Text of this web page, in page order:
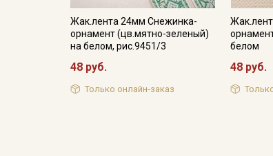
Жак.лента 24мм Снежинка-
орнамент (цв.мятно-зеленый)
на белом, рис.9451/3
48 руб.
Только онлайн-заказ
белом
48 руб.